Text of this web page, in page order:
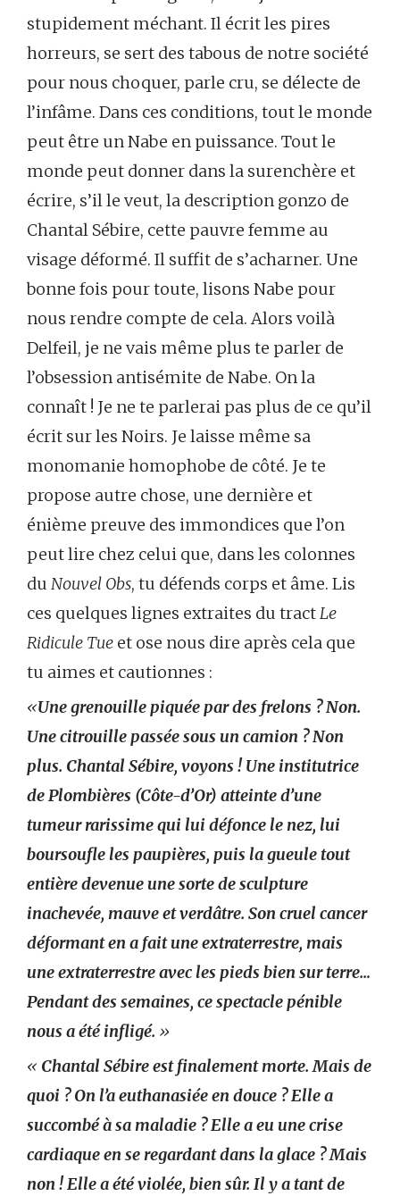
stupidement méchant. Il écrit les pires
horreurs, se sert des tabous de notre société
pour nous choquer, parle cru, se délecte de
l’infâme. Dans ces conditions, tout le monde
peut être un Nabe en puissance. Tout le
monde peut donner dans la surenchère et
écrire, s’il le veut, la description gonzo de
Chantal Sébire, cette pauvre femme au
visage déformé. Il suffit de s’acharner. Une
bonne fois pour toute, lisons Nabe pour
nous rendre compte de cela. Alors voilà
Delfeil, je ne vais même plus te parler de
l’obsession antisémite de Nabe. On la
connaît ! Je ne te parlerai pas plus de ce qu’il
écrit sur les Noirs. Je laisse même sa
monomanie homophobe de côté. Je te
propose autre chose, une dernière et
énième preuve des immondices que l’on
peut lire chez celui que, dans les colonnes
du Nouvel Obs, tu défends corps et âme. Lis
ces quelques lignes extraites du tract Le
Ridicule Tue et ose nous dire après cela que
tu aimes et cautionnes :
«Une grenouille piquée par des frelons ? Non.
Une citrouille passée sous un camion ? Non
plus. Chantal Sébire, voyons ! Une institutrice
de Plombières (Côte-d’Or) atteinte d’une
tumeur rarissime qui lui défonce le nez, lui
boursoufle les paupières, puis la gueule tout
entière devenue une sorte de sculpture
inachevée, mauve et verdâtre. Son cruel cancer
déformant en a fait une extraterrestre, mais
une extraterrestre avec les pieds bien sur terre…
Pendant des semaines, ce spectacle pénible
nous a été infligé. »
« Chantal Sébire est finalement morte. Mais de
quoi ? On l’a euthanasiée en douce ? Elle a
succombé à sa maladie ? Elle a eu une crise
cardiaque en se regardant dans la glace ? Mais
non ! Elle a été violée, bien sûr. Il y a tant de